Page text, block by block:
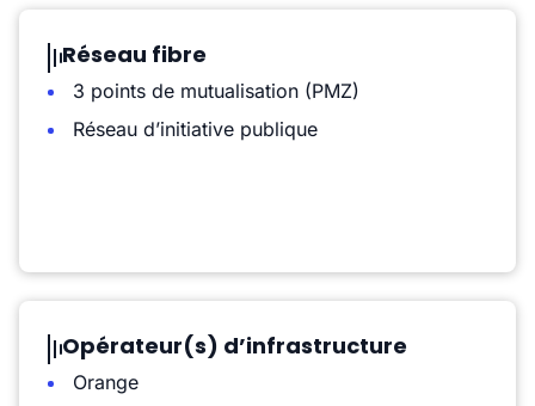
Réseau fibre
3 points de mutualisation (PMZ)
Réseau d’initiative publique
Opérateur(s) d’infrastructure
Orange